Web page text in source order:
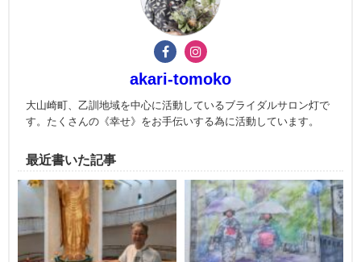
akari-tomoko
大山崎町、乙訓地域を中心に活動しているブライダルサロン灯で
す。たくさんの《幸せ》をお手伝いする為に活動しています。
最近書いた記事